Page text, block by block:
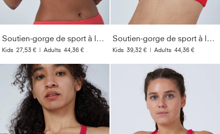
Soutien-gorge de sport à larges bretelles, pêche
Kids 27,53 € | Adults 44,36 €
Soutien-gorge de sport à larges bretelles, rouge
Kids 39,32 € | Adults 44,36 €